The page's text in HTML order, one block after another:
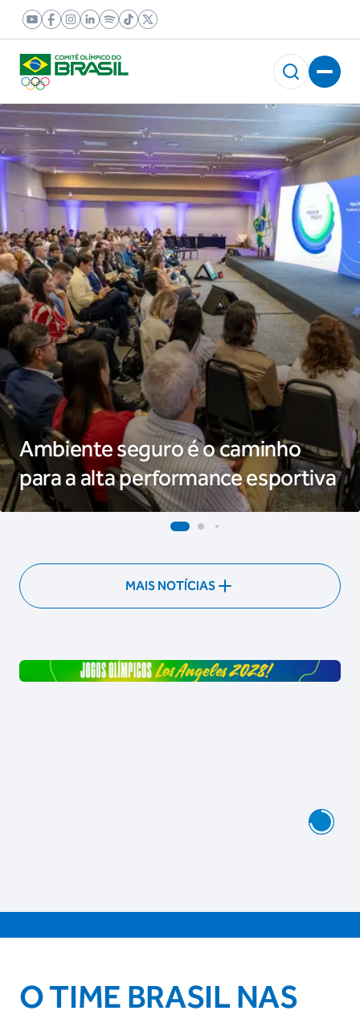
Ambiente seguro é o caminho
para a alta performance esportiva
MAIS NOTÍCIAS
O TIME BRASIL NAS